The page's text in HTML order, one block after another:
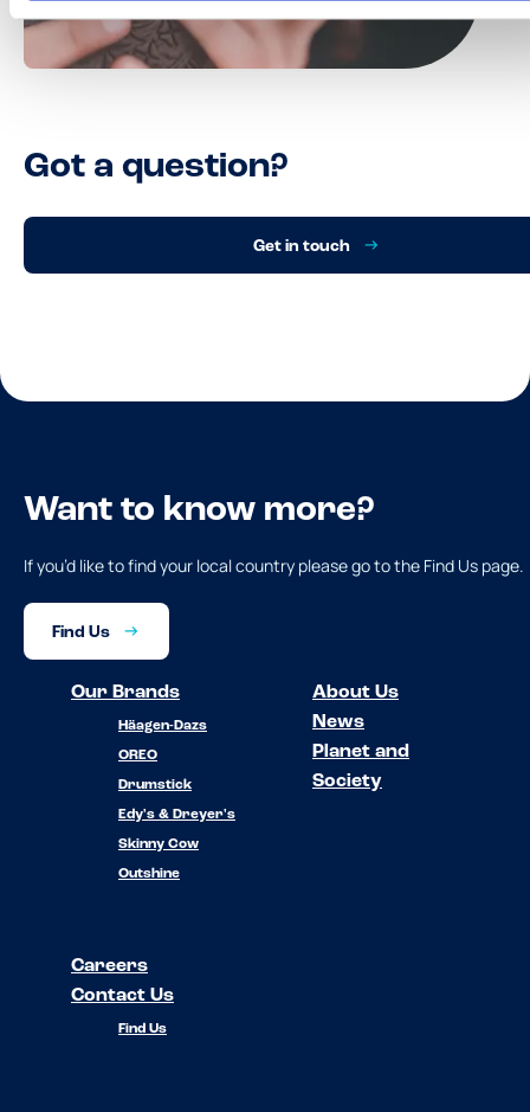
Got a question?
Get in touch
Want to know more?
If you’d like to find your local country please go to the Find Us page.
Find Us
Our Brands
Häagen-Dazs
OREO
Drumstick
Edy's & Dreyer's
Skinny Cow
Outshine
About Us
News
Planet and
Society
Careers
Contact Us
Find Us